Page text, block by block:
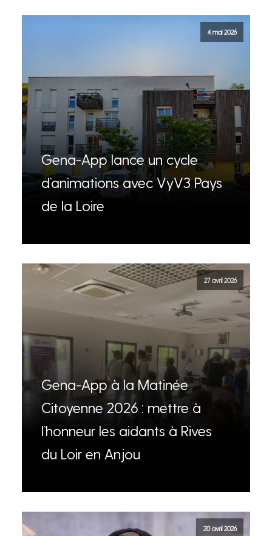
4 mai 2026
Gena-App lance un cycle
d’animations avec VyV3 Pays
de la Loire
27 avril 2026
Gena-App à la Matinée
Citoyenne 2026 : mettre à
l’honneur les aidants à Rives
du Loir en Anjou
20 avril 2026